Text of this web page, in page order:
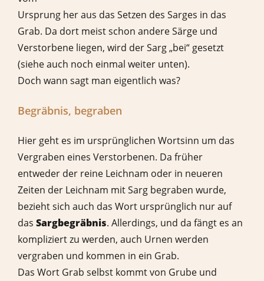
Ursprung her aus das Setzen des Sarges in das
Grab. Da dort meist schon andere Särge und
Verstorbene liegen, wird der Sarg „bei“ gesetzt
(siehe auch noch einmal weiter unten).
Doch wann sagt man eigentlich was?
Begräbnis, begraben
Hier geht es im ursprünglichen Wortsinn um das
Vergraben eines Verstorbenen. Da früher
entweder der reine Leichnam oder in neueren
Zeiten der Leichnam mit Sarg begraben wurde,
bezieht sich auch das Wort ursprünglich nur auf
das Sargbegräbnis. Allerdings, und da fängt es an
kompliziert zu werden, auch Urnen werden
vergraben und kommen in ein Grab.
Das Wort Grab selbst kommt von Grube und